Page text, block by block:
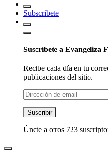
Subscribete
Suscríbete a Evangeliza
Recibe cada día en tu
publicaciones del sitio.
Dirección
de
email
Suscribir
Únete a otros 723